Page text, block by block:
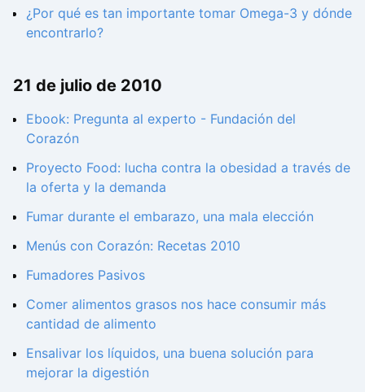
¿Por qué es tan importante tomar Omega-3 y dónde
encontrarlo?
21 de julio de 2010
Ebook: Pregunta al experto - Fundación del
Corazón
Proyecto Food: lucha contra la obesidad a través de
la oferta y la demanda
Fumar durante el embarazo, una mala elección
Menús con Corazón: Recetas 2010
Fumadores Pasivos
Comer alimentos grasos nos hace consumir más
cantidad de alimento
Ensalivar los líquidos, una buena solución para
mejorar la digestión